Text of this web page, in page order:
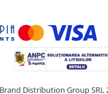
birou
pentru birou
si produse
Distribution Group SRL